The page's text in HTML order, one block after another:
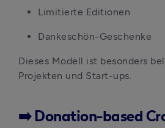
Limitierte Editionen
Dankeschön-Geschenke
Dieses Modell ist besonders
Projekten und Start-ups.
➡️ Donation-based